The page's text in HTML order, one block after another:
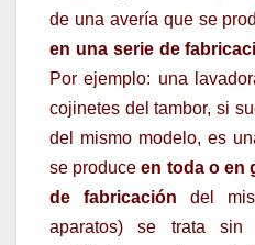
de una avería que se
en una serie de
Por ejemplo: una
cojinetes del tambor, si
del mismo modelo, es
se produceen toda o en
de fabricación del
aparatos) se trata